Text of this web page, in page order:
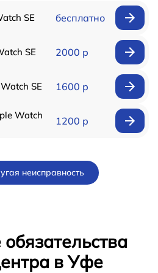
SE бесплатно
SE 2000 р
SE 1600 р
Watch
1200 р
неисправность
в Уфе